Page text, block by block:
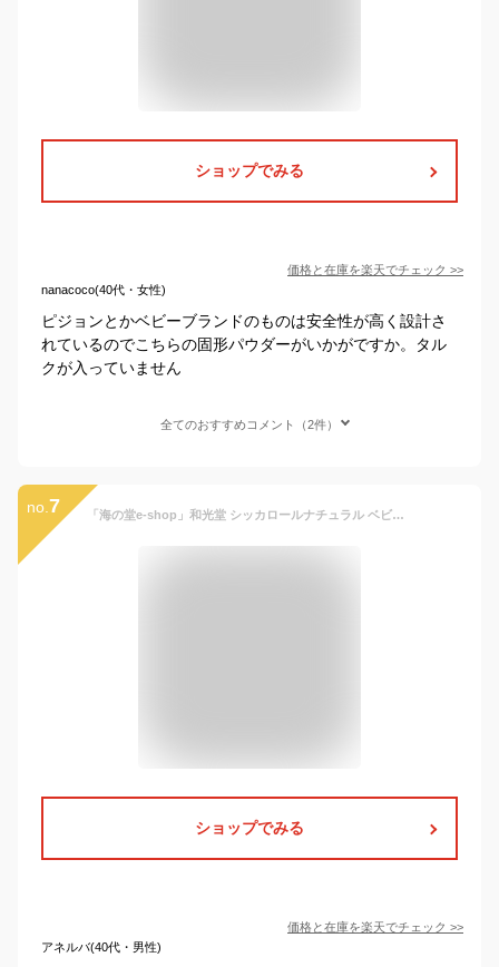
ショップでみる
価格と在庫を楽天でチェック >>
nanacoco(40代・女性)
ピジョンとかベビーブランドのものは安全性が高く設計さ
れているのでこちらの固形パウダーがいかがですか。タル
クが入っていません
全てのおすすめコメント（2件）
no. 7 「海の堂e-shop」和光堂 シッカロールナチュラル ベビーパウダー 無香料敏感肌用140g (敏感肌用)
ショップでみる
価格と在庫を楽天でチェック >>
アネルバ(40代・男性)